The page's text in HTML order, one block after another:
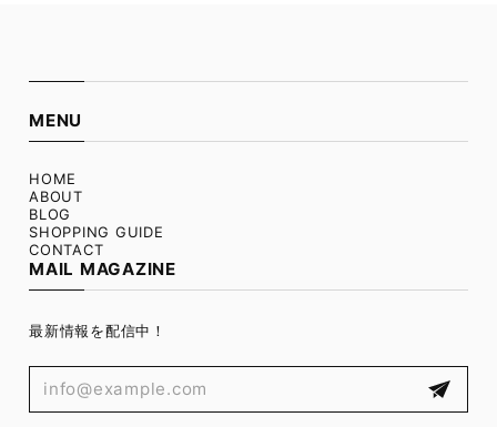
MENU
HOME
ABOUT
BLOG
SHOPPING GUIDE
CONTACT
MAIL MAGAZINE
最新情報を配信中！